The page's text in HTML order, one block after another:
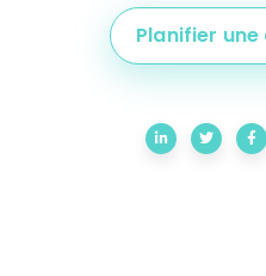
Planifier une